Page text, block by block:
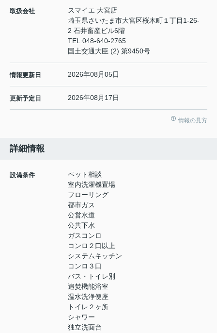
取扱会社
スマイエ 大宮店
埼玉県さいたま市大宮区桜木町１丁目1-26-
2 石井畜産ビル6階
TEL:048-640-2765
国土交通大臣 (2) 第9450号
情報更新日 2026年08月05日
更新予定日 2026年08月17日
情報の見方
詳細情報
設備条件
ペット相談
室内洗濯機置場
フローリング
都市ガス
公営水道
公共下水
ガスコンロ
コンロ２口以上
システムキッチン
コンロ３口
バス・トイレ別
追焚機能浴室
温水洗浄便座
トイレ２ヶ所
シャワー
独立洗面台